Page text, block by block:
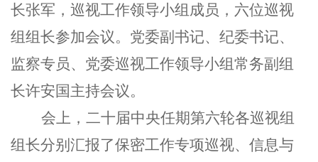
长张军，巡视工作领导小组成员，六位巡视
组组长参加会议。党委副书记、纪委书记、
监察专员、党委巡视工作领导小组常务副组
长许安国主持会议。
会上，二十届中央任期第六轮各巡视组
组长分别汇报了保密工作专项巡视、信息与